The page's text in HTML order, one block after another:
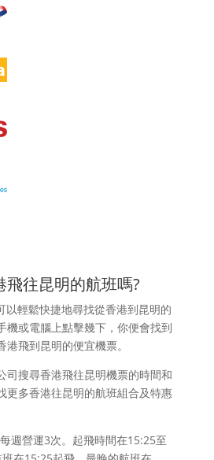
往昆明的航班嗎?
以輕鬆快捷地尋找從香港到昆明的
機或電腦上點擊幾下，你便會找到
飛到昆明的便宜機票。
司搜尋香港飛往昆明機票的時間和
更多香港往昆明的航班組合及特惠
週營運3次。起飛時間在15:25至